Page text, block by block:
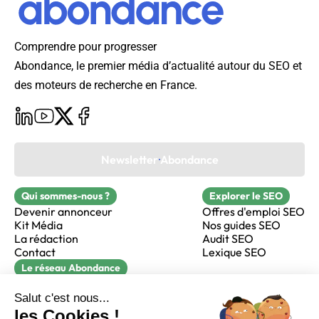
Comprendre pour progresser
Abondance, le premier média d’actualité autour du SEO et
des moteurs de recherche en France.
Newsletter Abondance
Qui sommes-nous ?
Devenir annonceur
Kit Média
La rédaction
Contact
Explorer le SEO
Offres d'emploi SEO
Nos guides SEO
Audit SEO
Lexique SEO
Le réseau Abondance
Réacteur
alfie formation